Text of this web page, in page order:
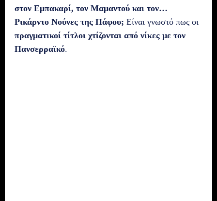
στον Εμπακαρί, τον Μαμαντού και τον…
Ρικάρντο Νούνες της Πάφου; Είναι γνωστό πως οι
πραγματικοί τίτλοι χτίζονται από νίκες με τον
Πανσερραϊκό.